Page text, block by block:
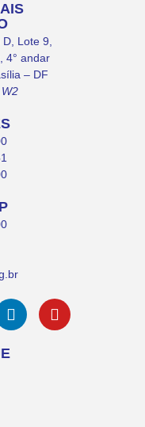
Lote 9,
4° andar
– DF